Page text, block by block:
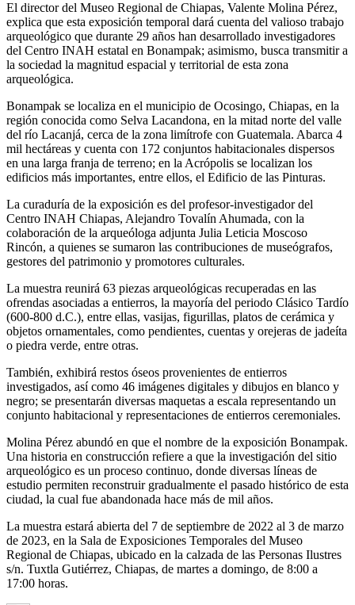
El director del Museo Regional de Chiapas, Valente Molina Pérez,
explica que esta exposición temporal dará cuenta del valioso trabajo
arqueológico que durante 29 años han desarrollado investigadores
del Centro INAH estatal en Bonampak; asimismo, busca transmitir a
la sociedad la magnitud espacial y territorial de esta zona
arqueológica.
Bonampak se localiza en el municipio de Ocosingo, Chiapas, en la
región conocida como Selva Lacandona, en la mitad norte del valle
del río Lacanjá, cerca de la zona limítrofe con Guatemala. Abarca 4
mil hectáreas y cuenta con 172 conjuntos habitacionales dispersos
en una larga franja de terreno; en la Acrópolis se localizan los
edificios más importantes, entre ellos, el Edificio de las Pinturas.
La curaduría de la exposición es del profesor-investigador del
Centro INAH Chiapas, Alejandro Tovalín Ahumada, con la
colaboración de la arqueóloga adjunta Julia Leticia Moscoso
Rincón, a quienes se sumaron las contribuciones de museógrafos,
gestores del patrimonio y promotores culturales.
La muestra reunirá 63 piezas arqueológicas recuperadas en las
ofrendas asociadas a entierros, la mayoría del periodo Clásico Tardío
(600-800 d.C.), entre ellas, vasijas, figurillas, platos de cerámica y
objetos ornamentales, como pendientes, cuentas y orejeras de jadeíta
o piedra verde, entre otras.
También, exhibirá restos óseos provenientes de entierros
investigados, así como 46 imágenes digitales y dibujos en blanco y
negro; se presentarán diversas maquetas a escala representando un
conjunto habitacional y representaciones de entierros ceremoniales.
Molina Pérez abundó en que el nombre de la exposición Bonampak.
Una historia en construcción refiere a que la investigación del sitio
arqueológico es un proceso continuo, donde diversas líneas de
estudio permiten reconstruir gradualmente el pasado histórico de esta
ciudad, la cual fue abandonada hace más de mil años.
La muestra estará abierta del 7 de septiembre de 2022 al 3 de marzo
de 2023, en la Sala de Exposiciones Temporales del Museo
Regional de Chiapas, ubicado en la calzada de las Personas Ilustres
s/n. Tuxtla Gutiérrez, Chiapas, de martes a domingo, de 8:00 a
17:00 horas.